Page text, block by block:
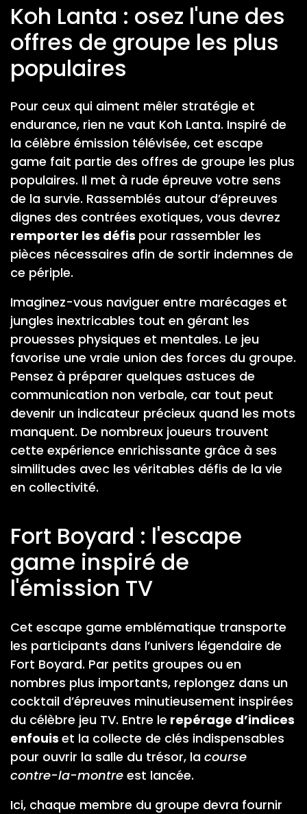
Koh Lanta : osez l'une des
offres de groupe les plus
populaires
Pour ceux qui aiment mêler stratégie et
endurance, rien ne vaut Koh Lanta. Inspiré de
la célèbre émission télévisée, cet escape
game fait partie des offres de groupe les plus
populaires. Il met à rude épreuve votre sens
de la survie. Rassemblés autour d’épreuves
dignes des contrées exotiques, vous devrez
remporter les défis pour rassembler les
pièces nécessaires afin de sortir indemnes de
ce périple.
Imaginez-vous naviguer entre marécages et
jungles inextricables tout en gérant les
prouesses physiques et mentales. Le jeu
favorise une vraie union des forces du groupe.
Pensez à préparer quelques astuces de
communication non verbale, car tout peut
devenir un indicateur précieux quand les mots
manquent. De nombreux joueurs trouvent
cette expérience enrichissante grâce à ses
similitudes avec les véritables défis de la vie
en collectivité.
Fort Boyard : l'escape
game inspiré de
l'émission TV
Cet escape game emblématique transporte
les participants dans l’univers légendaire de
Fort Boyard. Par petits groupes ou en
nombres plus importants, replongez dans un
cocktail d’épreuves minutieusement inspirées
du célèbre jeu TV. Entre le repérage d’indices
enfouis et la collecte de clés indispensables
pour ouvrir la salle du trésor, la course
contre-la-montre est lancée.
Ici, chaque membre du groupe devra fournir